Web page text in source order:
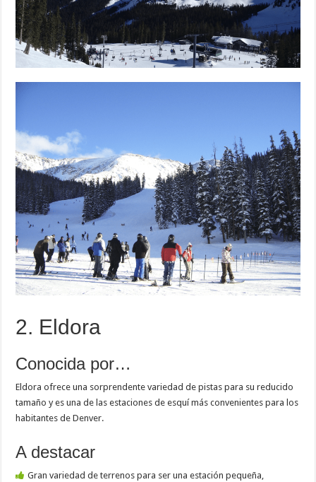
2. Eldora
Conocida por…
Eldora ofrece una sorprendente variedad de pistas para su reducido
tamaño y es una de las estaciones de esquí más convenientes para los
habitantes de Denver.
A destacar
Gran variedad de terrenos para ser una estación pequeña,